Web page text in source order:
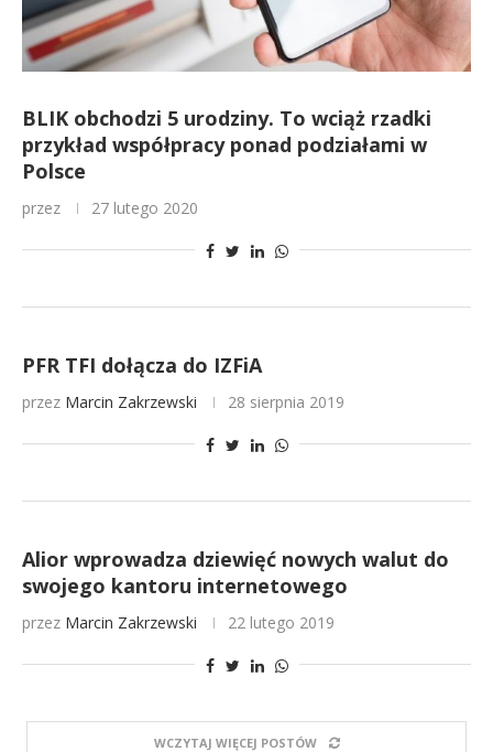
BLIK obchodzi 5 urodziny. To wciąż rzadki
przykład współpracy ponad podziałami w
Polsce
przez 27 lutego 2020
PFR TFI dołącza do IZFiA
przez Marcin Zakrzewski 28 sierpnia 2019
Alior wprowadza dziewięć nowych walut do
swojego kantoru internetowego
przez Marcin Zakrzewski 22 lutego 2019
WCZYTAJ WIĘCEJ POSTÓW